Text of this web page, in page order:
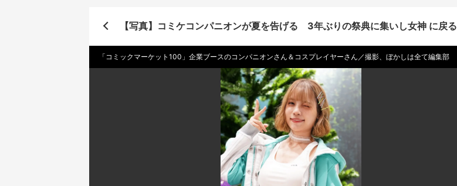
【写真】コミケコンパニオンが夏を告げる 3年ぶりの祭典に集いし女神 に戻る
「コミックマーケット100」企業ブースのコンパニオンさん＆コスプレイヤーさん／撮影、ぼかしは全て編集部